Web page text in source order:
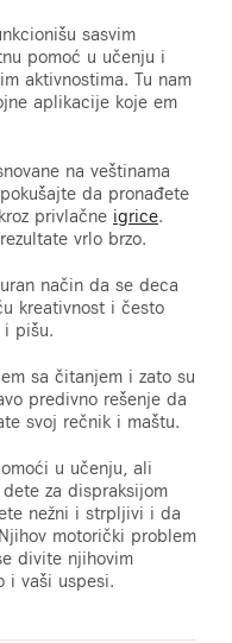
sasvim
pomoć u učenju i
aktivnostima. Tu nam
aplikacije koje em
na veštinama
da pronađete
privlačne igrice.
vrlo brzo.
način da se deca
kreativnost i često
i pišu.
sa čitanjem i zato su
predivno rešenje da
svoj rečnik i maštu.
u učenju, ali
za dispraksijom
nežni i strpljivi i da
motorički problem
divite njihovim
i vaši uspesi.